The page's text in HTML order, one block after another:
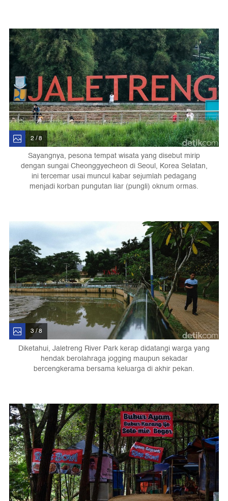
2 / 8
Sayangnya, pesona tempat wisata yang disebut mirip
dengan sungai Cheonggyecheon di Seoul, Korea Selatan,
ini tercemar usai muncul kabar sejumlah pedagang
menjadi korban pungutan liar (pungli) oknum ormas.
3 / 8
Diketahui, Jaletreng River Park kerap didatangi warga yang
hendak berolahraga jogging maupun sekadar
bercengkerama bersama keluarga di akhir pekan.